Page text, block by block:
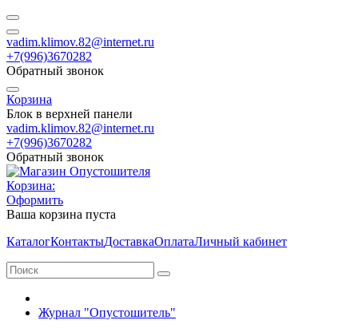
vadim.klimov.82@internet.ru
+7(996)3670282
Обратный звонок
Корзина
Блок в верхней панели
vadim.klimov.82@internet.ru
+7(996)3670282
Обратный звонок
Корзина:
Оформить
Ваша корзина пуста
КаталогКонтактыДоставкаОплатаЛичный кабинет
Журнал "Опустошитель"